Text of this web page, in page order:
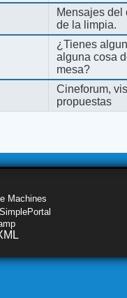
Mensajes del
de la limpia.
¿Tienes
alguna cosa
mesa?
Cineforum,
propuestas
Machines